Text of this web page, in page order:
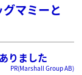
マミーと
りました
PR(Marshall Group AB)